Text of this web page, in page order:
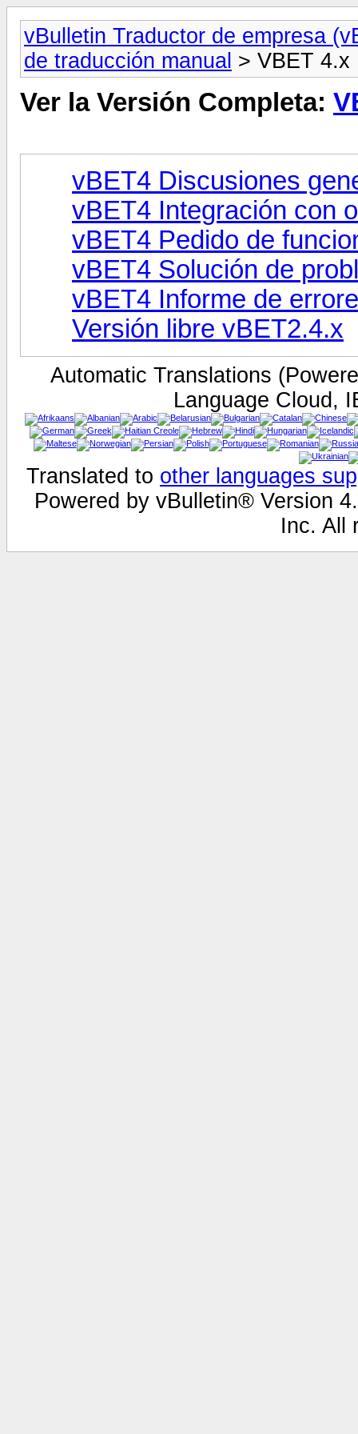
vBulletin Traductor de empresa
de traducción manual > VBET 4.x
Ver la Versión Completa:
vBET4 Discusiones
vBET4 Integración con
vBET4 Pedido de
vBET4 Solución de
vBET4 Informe de
Versión libre vBET2.4.x
Automatic Translations
Language Cloud,
Translated to other languages
Powered by vBulletin® Version
Inc. All